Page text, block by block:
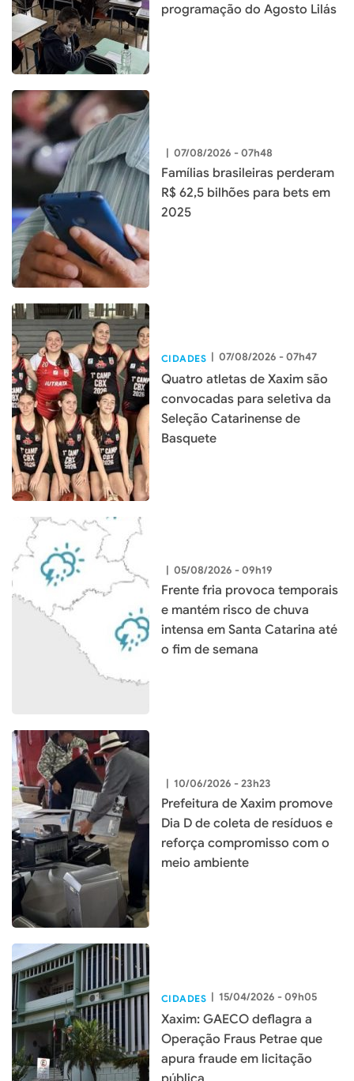
programação do Agosto Lilás
| 07/08/2026 - 07h48
Famílias brasileiras perderam
R$ 62,5 bilhões para bets em
2025
CIDADES | 07/08/2026 - 07h47
Quatro atletas de Xaxim são
convocadas para seletiva da
Seleção Catarinense de
Basquete
| 05/08/2026 - 09h19
Frente fria provoca temporais
e mantém risco de chuva
intensa em Santa Catarina até
o fim de semana
| 10/06/2026 - 23h23
Prefeitura de Xaxim promove
Dia D de coleta de resíduos e
reforça compromisso com o
meio ambiente
CIDADES | 15/04/2026 - 09h05
Xaxim: GAECO deflagra a
Operação Fraus Petrae que
apura fraude em licitação